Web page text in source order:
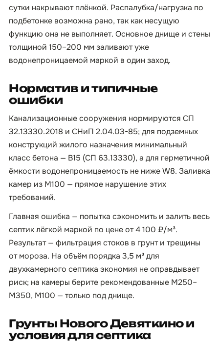
сутки накрывают плёнкой. Распалубка/нагрузка по
подбетонке возможна рано, так как несущую
функцию она не выполняет. Основное днище и стены
толщиной 150–200 мм заливают уже
водонепроницаемой маркой в один заход.
Норматив и типичные
ошибки
Канализационные сооружения нормируются СП
32.13330.2018 и СНиП 2.04.03-85; для подземных
конструкций жилого назначения минимальный
класс бетона — B15 (СП 63.13330), а для герметичной
ёмкости водонепроницаемость не ниже W8. Заливка
камер из М100 — прямое нарушение этих
требований.
Главная ошибка — попытка сэкономить и залить весь
септик лёгкой маркой по цене от 4 100 ₽/м³.
Результат — фильтрация стоков в грунт и трещины
от мороза. На объём порядка 3,5 м³ для
двухкамерного септика экономия не оправдывает
риск; на камеры берите рекомендованные М250–
М350, М100 — только под днище.
Грунты Нового Девяткино и
условия для септика